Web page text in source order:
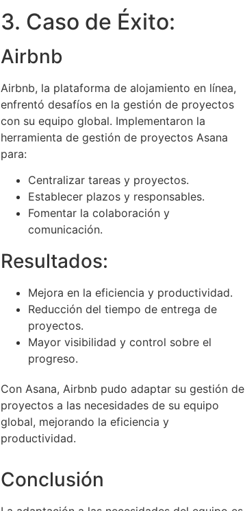
3. Caso de Éxito:
Airbnb
Airbnb, la plataforma de alojamiento en línea,
enfrentó desafíos en la gestión de proyectos
con su equipo global. Implementaron la
herramienta de gestión de proyectos Asana
para:
Centralizar tareas y proyectos.
Establecer plazos y responsables.
Fomentar la colaboración y
comunicación.
Resultados:
Mejora en la eficiencia y productividad.
Reducción del tiempo de entrega de
proyectos.
Mayor visibilidad y control sobre el
progreso.
Con Asana, Airbnb pudo adaptar su gestión de
proyectos a las necesidades de su equipo
global, mejorando la eficiencia y
productividad.
Conclusión